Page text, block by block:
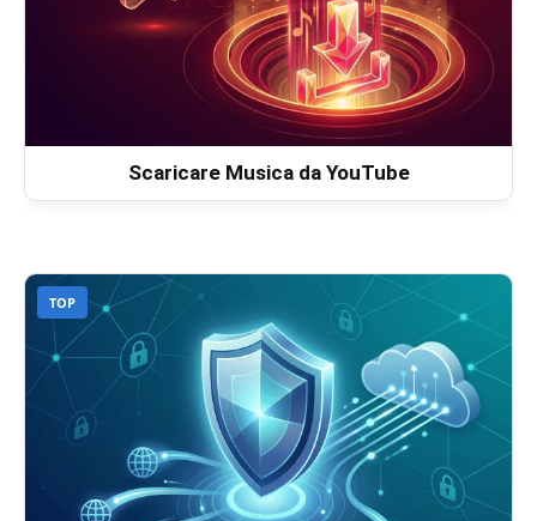
Scaricare Musica da YouTube
TOP